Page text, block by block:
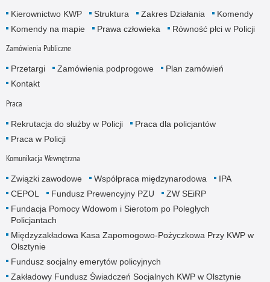
Kierownictwo KWP Struktura Zakres Działania
Komendy
Komendy na mapie
Prawa człowieka Równość płci w Policji
Zamówienia Publiczne
Przetargi Zamówienia podprogowe
Plan zamówień
Kontakt
Praca
Rekrutacja do służby w Policji
Praca dla policjantów
Praca w Policji
Komunikacja Wewnętrzna
Związki zawodowe Współpraca międzynarodowa
IPA
CEPOL
Fundusz Prewencyjny PZU
ZW SEiRP
Fundacja Pomocy Wdowom i Sierotom po Poległych
Policjantach
Międzyzakładowa Kasa Zapomogowo-Pożyczkowa Przy KWP w
Olsztynie
Fundusz socjalny emerytów policyjnych
Zakładowy Fundusz Świadczeń Socjalnych KWP w Olsztynie